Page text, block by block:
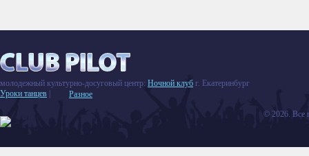
молодежный культурно-досуговый центр: Ночной клуб г. Екатеринбург
Уроки танцев
Разное
© 2026. Все